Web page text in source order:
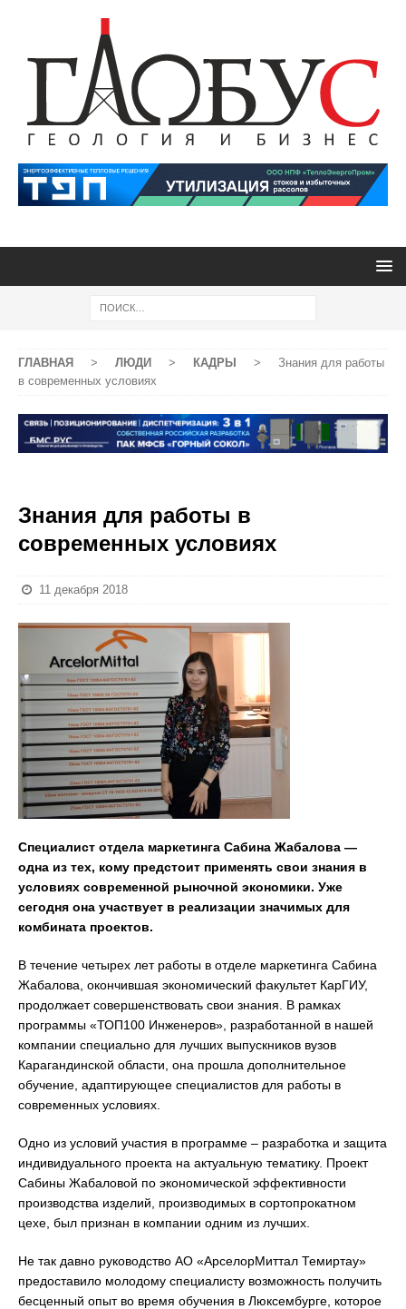
ГЛАВНАЯ > ЛЮДИ > КАДРЫ >
Знания для работы
в современных условиях
Знания для работы в
современных условиях
11 декабря 2018
Специалист отдела маркетинга Сабина Жабалова —
одна из тех, кому предстоит применять свои знания в
условиях современной рыночной экономики. Уже
сегодня она участвует в реализации значимых для
комбината проектов.
В течение четырех лет работы в отделе маркетинга Сабина
Жабалова, окончившая экономический факультет КарГИУ,
продолжает совершенствовать свои знания. В рамках
программы «ТОП100 Инженеров», разработанной в нашей
компании специально для лучших выпускников вузов
Карагандинской области, она прошла дополнительное
обучение, адаптирующее специалистов для работы в
современных условиях.
Одно из условий участия в программе – разработка и защита
индивидуального проекта на актуальную тематику. Проект
Сабины Жабаловой по экономической эффективности
производства изделий, производимых в сортопрокатном
цехе, был признан в компании одним из лучших.
Не так давно руководство АО «АрселорМиттал Темиртау»
предоставило молодому специалисту возможность получить
бесценный опыт во время обучения в Люксембурге, которое